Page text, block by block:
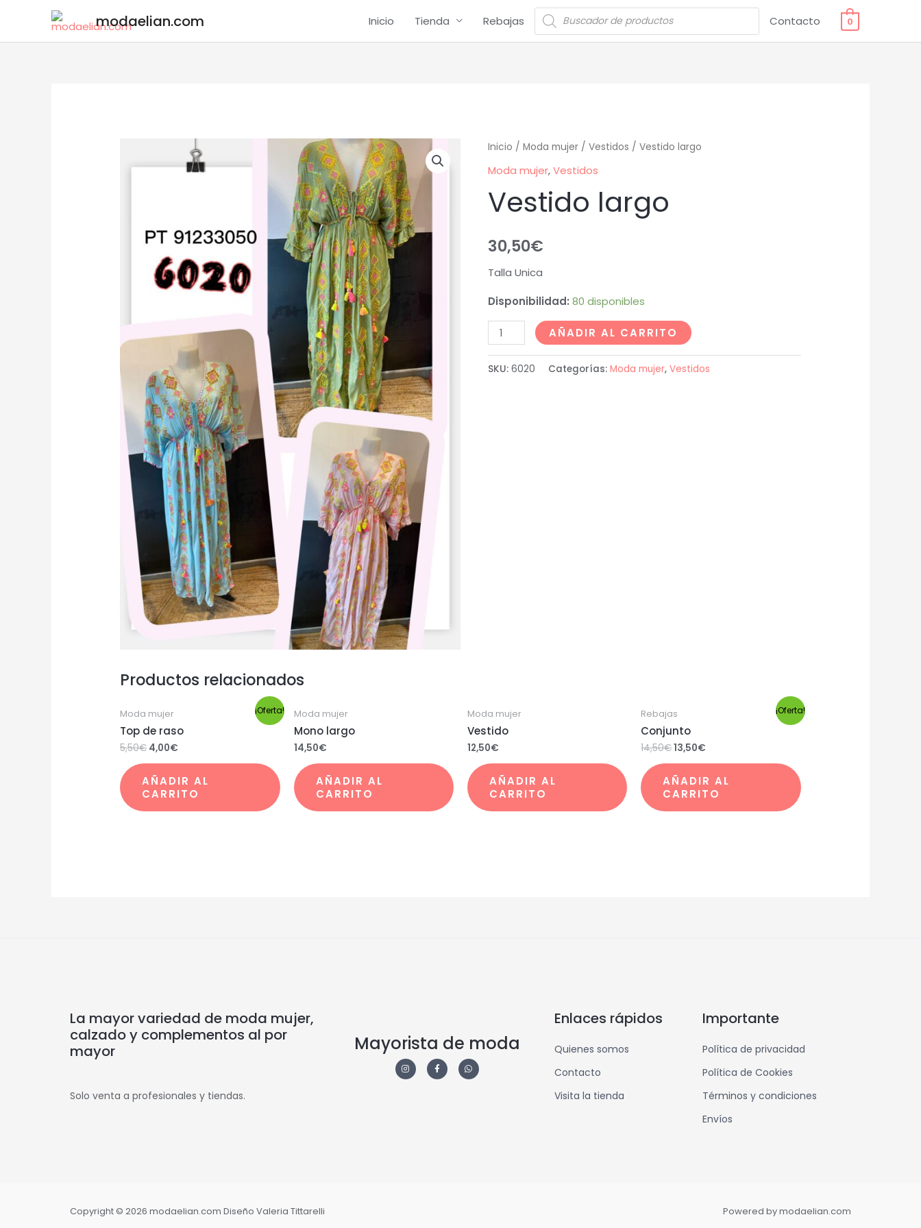
modaelian.com Inicio Tienda Rebajas Contacto 0
Inicio / Moda mujer/ Vestidos / Vestido largo
Moda mujer,Vestidos
Vestido largo
30,50€
Talla Unica
Disponibilidad: 80 disponibles
AÑADIR AL CARRITO
SKU: 6020 Categorías: Moda mujer, Vestidos
Productos relacionados
¡Oferta!
Moda mujer
Top de raso
5,50€ 4,00€
AÑADIR AL
CARRITO
Moda mujer
Mono largo
14,50€
AÑADIR AL
CARRITO
Moda mujer
Vestido
12,50€
AÑADIR AL
CARRITO
¡Oferta!
Rebajas
Conjunto
14,50€13,50€
AÑADIR AL
CARRITO
La mayor variedad de moda mujer,
calzado y complementos al por
mayor
Solo venta a profesionales y tiendas.
Mayorista de moda
Enlaces rápidos
Quienes somos
Contacto
Visita la tienda
Importante
Política de privacidad
Política de Cookies
Términos y condiciones
Envíos
Copyright © 2026 modaelian.com Diseño Valeria Tittarelli Powered by modaelian.com